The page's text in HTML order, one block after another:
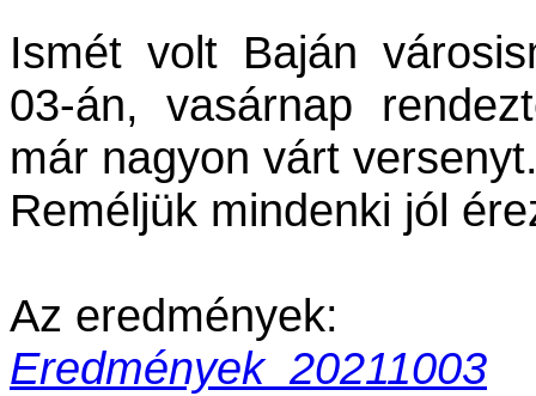
Ismét volt Baján
03-án, vasárnap
már nagyon várt
Reméljük mindenki jól
Az eredmények:
Eredmények_20211003